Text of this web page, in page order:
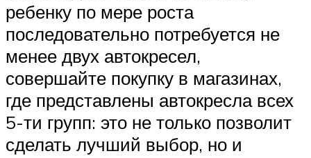
ребенку по мере роста
последовательно потребуется не
менее двух автокресел,
совершайте покупку в магазинах,
где представлены автокресла всех
5-ти групп: это не только позволит
сделать лучший выбор, но и